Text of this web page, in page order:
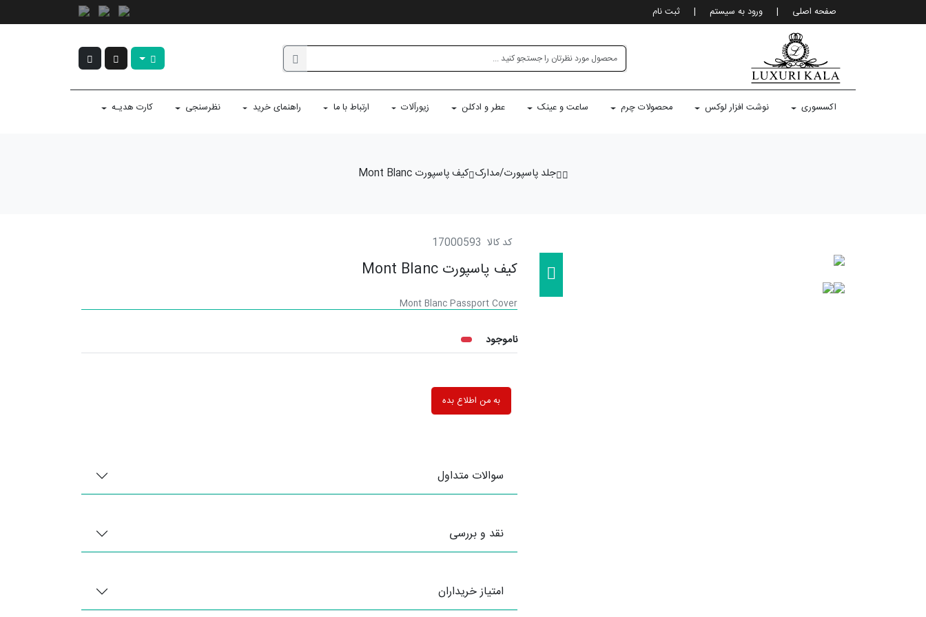
صفحه اصلی | ورود به سيستم | ثبت نام
اکسسوری نوشت افزار لوکس محصولات چرم ساعت و عینک عطر و ادکلن زیورآلات ارتباط با ما راهنمای خرید نظرسنجی کارت هدیـه
جلد پاسپورت/مدارک کیف پاسپورت Mont Blanc
کد کالا 17000593
کیف پاسپورت Mont Blanc
Mont Blanc Passport Cover
ناموجود
به من اطلاع بده
سوالات متداول
نقد و بررسی
امتیاز خریداران